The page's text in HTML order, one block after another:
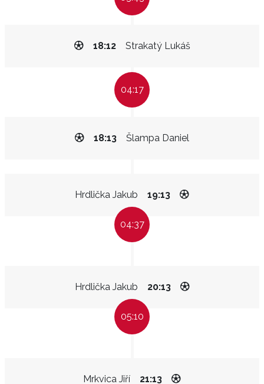
Strakatý Lukáš
18:12
04:17
Šlampa Daniel
18:13
Hrdlička Jakub 19:13
04:37
Hrdlička Jakub 20:13
05:10
Mrkvica Jiří 21:13